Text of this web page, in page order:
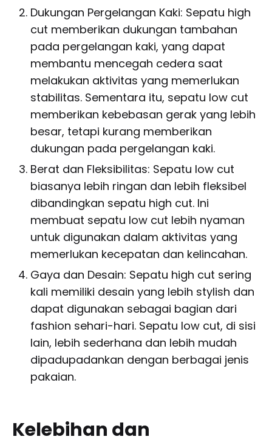
Dukungan Pergelangan Kaki: Sepatu high
cut memberikan dukungan tambahan
pada pergelangan kaki, yang dapat
membantu mencegah cedera saat
melakukan aktivitas yang memerlukan
stabilitas. Sementara itu, sepatu low cut
memberikan kebebasan gerak yang lebih
besar, tetapi kurang memberikan
dukungan pada pergelangan kaki.
Berat dan Fleksibilitas: Sepatu low cut
biasanya lebih ringan dan lebih fleksibel
dibandingkan sepatu high cut. Ini
membuat sepatu low cut lebih nyaman
untuk digunakan dalam aktivitas yang
memerlukan kecepatan dan kelincahan.
Gaya dan Desain: Sepatu high cut sering
kali memiliki desain yang lebih stylish dan
dapat digunakan sebagai bagian dari
fashion sehari-hari. Sepatu low cut, di sisi
lain, lebih sederhana dan lebih mudah
dipadupadankan dengan berbagai jenis
pakaian.
Kelebihan dan